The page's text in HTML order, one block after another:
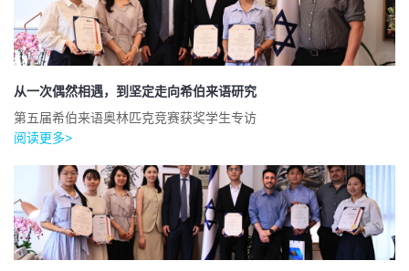
从一次偶然相遇，到坚定走向希伯来语研究
第五届希伯来语奥林匹克竞赛获奖学生专访
阅读更多>